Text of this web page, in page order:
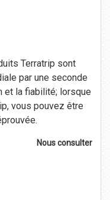
Terratrip sont
par une seconde
et la fiabilité; lorsque
vous pouvez être
Nous consulter